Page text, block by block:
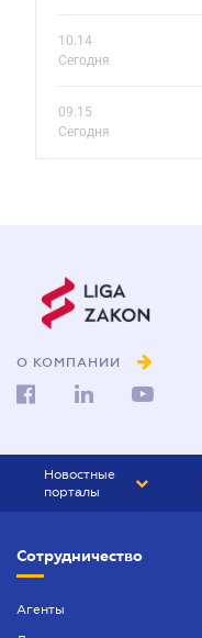
10.14
Сегодня
09.15
Сегодня
О КОМПАНИИ
Новостные
порталы
БИЗНЕС
Сотрудничество
Агенты